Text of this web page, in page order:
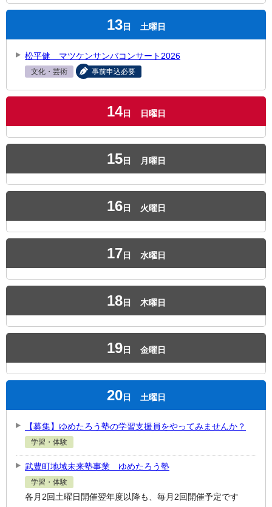
13日 土曜日
松平健 マツケンサンバコンサート2026
文化・芸術 事前申込必要
14日 日曜日
15日 月曜日
16日 火曜日
17 日 水曜日
18日 木曜日
19日 金曜日
20日 土曜日
【募集】ゆめたろう塾の学習支援員をやってみませんか？
学習・体験
武豊町地域未来塾事業 ゆめたろう塾
学習・体験
各月2回土曜日開催翌年度以降も、毎月2回開催予定です